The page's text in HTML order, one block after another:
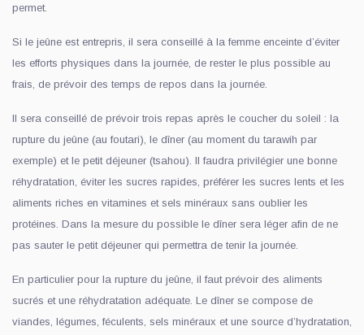
permet.
Si le jeûne est entrepris, il sera conseillé à la femme enceinte d’éviter
les efforts physiques dans la journée, de rester le plus possible au
frais, de prévoir des temps de repos dans la journée.
Il sera conseillé de prévoir trois repas après le coucher du soleil : la
rupture du jeûne (au foutari), le dîner (au moment du tarawih par
exemple) et le petit déjeuner (tsahou). Il faudra privilégier une bonne
réhydratation, éviter les sucres rapides, préférer les sucres lents et les
aliments riches en vitamines et sels minéraux sans oublier les
protéines. Dans la mesure du possible le dîner sera léger afin de ne
pas sauter le petit déjeuner qui permettra de tenir la journée.
En particulier pour la rupture du jeûne, il faut prévoir des aliments
sucrés et une réhydratation adéquate. Le dîner se compose de
viandes, légumes, féculents, sels minéraux et une source d’hydratation,